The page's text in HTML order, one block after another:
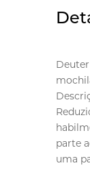
parte
uma